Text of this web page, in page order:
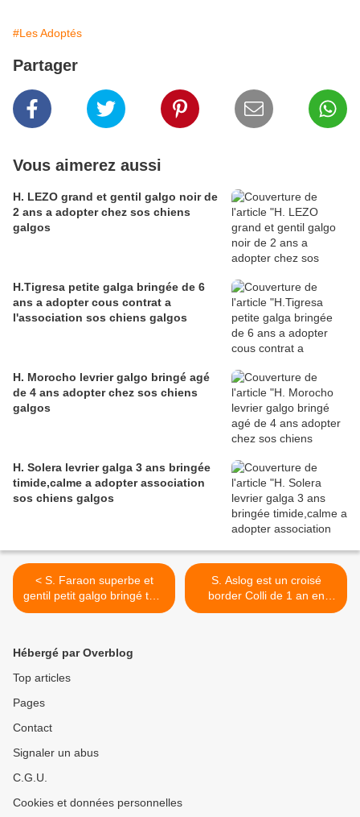
#Les Adoptés
Partager
Vous aimerez aussi
H. LEZO grand et gentil galgo noir de
2 ans a adopter chez sos chiens
galgos
H.Tigresa petite galga bringée de 6
ans a adopter cous contrat a
l'association sos chiens galgos
H. Morocho levrier galgo bringé agé
de 4 ans adopter chez sos chiens
galgos
H. Solera levrier galga 3 ans bringée
timide,calme a adopter association
sos chiens galgos
< S. Faraon superbe et
gentil petit galgo bringé tête
blanche né aout 2014 à
S. Aslog est un croisé
border Colli de 1 an en
Espagne à l'adoption à
Hébergé par Overblog
Top articles
Pages
Contact
Signaler un abus
C.G.U.
Cookies et données personnelles